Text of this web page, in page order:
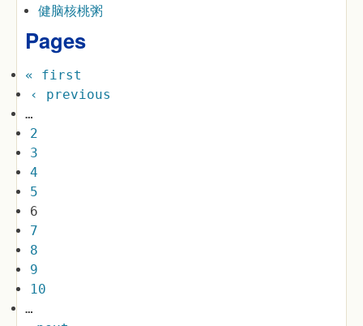
健脑核桃粥
Pages
« first
‹ previous
…
2
3
4
5
6
7
8
9
10
…